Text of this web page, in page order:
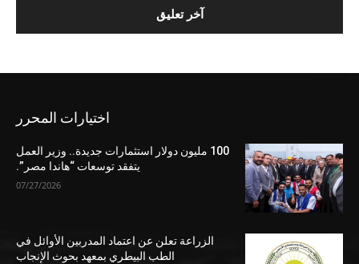
اختيارات المحرر
100 مليون دولار استثمارات جديدة.. وزير العمل
يتفقد توسعات “هاندا مصر”.
07/27/2026
الزراعة تعلن عن اعتماد المدربين الأوائل في
الطب البيطري بمعهد بحوث الإنجاب